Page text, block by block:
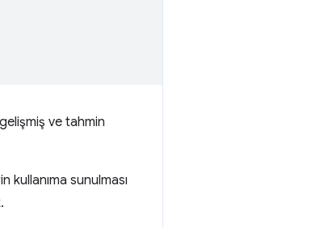
ve tahmin
sunulması